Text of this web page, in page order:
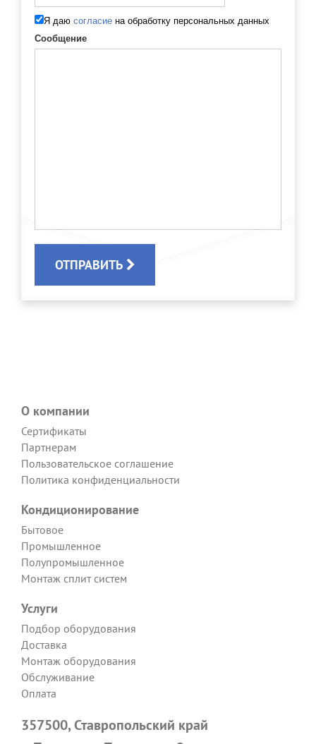
Я даю согласие
на обработку персональных данных
Сообщение
ОТПРАВИТЬ
О компании
Сертификаты
Партнерам
Пользовательское соглашение
Политика конфиденциальности
Кондиционирование
Бытовое
Промышленное
Полупромышленное
Монтаж сплит систем
Услуги
Подбор оборудования
Доставка
Монтаж оборудования
Обслуживание
Оплата
357500, Ставропольский край